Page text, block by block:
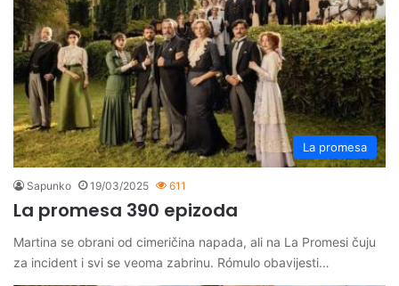
La promesa
Sapunko 19/03/2025 611
La promesa 390 epizoda
Martina se obrani od cimeričina napada, ali na La Promesi čuju
za incident i svi se veoma zabrinu. Rómulo obavijesti…